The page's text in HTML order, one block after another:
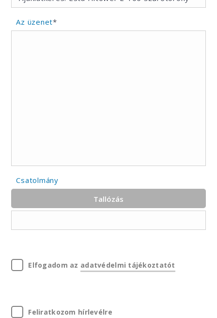
Az üzenet*
Csatolmány
Tallózás
Elfogadom az adatvédelmi tájékoztatót
Feliratkozom hírlevélre